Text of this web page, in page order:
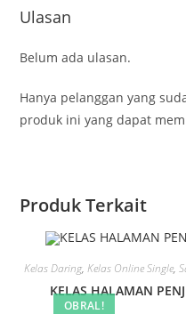
Ulasan
Belum ada ulasan.
Hanya pelanggan yang
produk ini yang dapat
Produk Terkait
OBRAL!
Kelas Daring, Kelas Online Single,
KELAS HALAMAN